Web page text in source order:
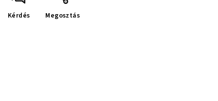
Kérdés Megosztás